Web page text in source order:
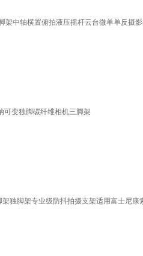
架中轴横置俯拍液压摇杆云台微单单反摄
可变独脚碳纤维相机三脚架
独脚架专业级防抖拍摄支架适用富士尼